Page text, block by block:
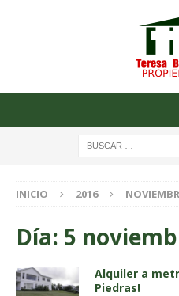
INICIO 2016
Día: 5
Alquiler a
Piedras!